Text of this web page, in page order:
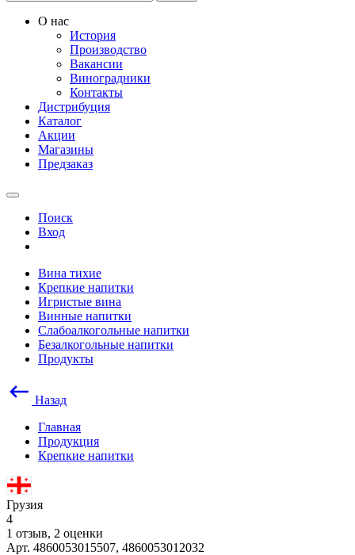
О нас
История
Производство
Вакансии
Виноградники
Контакты
Дистрибуция
Каталог
Акции
Магазины
Предзаказ
Поиск
Вход
Вина тихие
Крепкие напитки
Игристые вина
Винные напитки
Слабоалкогольные напитки
Безалкогольные напитки
Продукты
Назад
Главная
Продукция
Крепкие напитки
Грузия
4
1 отзыв, 2 оценки
Арт. 4860053015507, 4860053012032